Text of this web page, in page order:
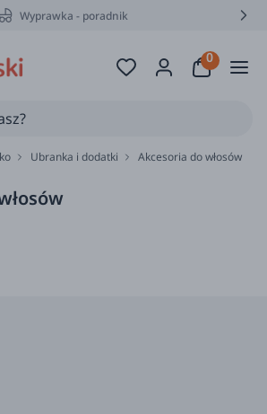
Wyprawka - poradnik
Ubranka i dodatki Akcesoria do włosów